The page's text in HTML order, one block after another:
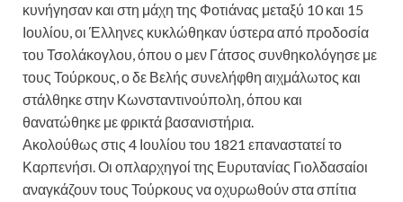
κυνήγησαν και στη μάχη της Φοτιάνας μεταξύ 10 και 15
Ιουλίου, οι Έλληνες κυκλώθηκαν ύστερα από προδοσία
του Τσολάκογλου, όπου ο μεν Γάτσος συνθηκολόγησε με
τους Τούρκους, ο δε Βελής συνελήφθη αιχμάλωτος και
στάλθηκε στην Κωνσταντινούπολη, όπου και
θανατώθηκε με φρικτά βασανιστήρια.
Ακολούθως στις 4 Ιουλίου του 1821 επαναστατεί το
Καρπενήσι. Οι οπλαρχηγοί της Ευρυτανίας Γιολδασαίοι
αναγκάζουν τους Τούρκους να οχυρωθούν στα σπίτια